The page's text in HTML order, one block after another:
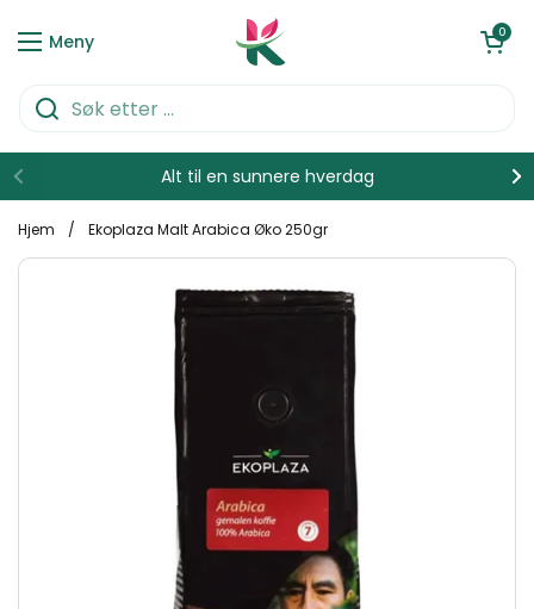
Meny
Åpen0
Alt til en sunnere hverdag
Hjem / Ekoplaza Malt Arabica Øko 250gr